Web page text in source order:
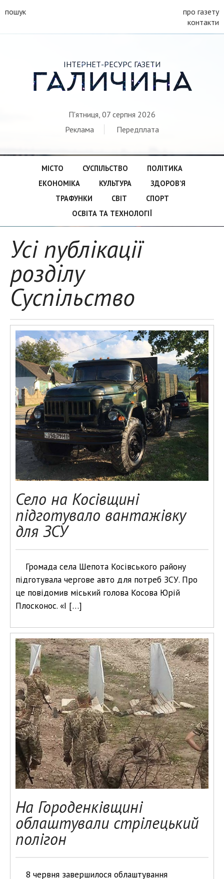
пошук
про газету
контакти
ІНТЕРНЕТ-РЕСУРС ГАЗЕТИ
ГАЛИЧИНА
П'ятниця, 07 серпня 2026
Реклама
Передплата
МІСТО СУСПІЛЬСТВО
ПОЛІТИКА
ЕКОНОМІКА
КУЛЬТУРА
ЗДОРОВ’Я
ТРАФУНКИ
СВІТ
СПОРТ
ОСВІТА ТА ТЕХНОЛОГІЇ
Усі публікації
розділу
Суспільство
Село на Косівщині
підготувало вантажівку
для ЗСУ
Громада села Шепота Косівського району
підготувала чергове авто для потреб ЗСУ. Про
це повідомив міський голова Косова Юрій
Плосконос. «І […]
На Городенківщині
облаштували стрілецький
полігон
8 червня завершилося облаштування